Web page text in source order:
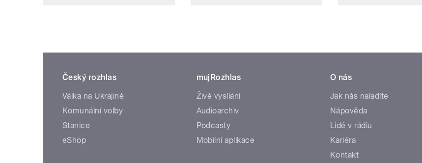
Český rozhlas
Válka na Ukrajině
Komunální volby
Stanice
eShop
mujRozhlas
Živé vysílání
Audioarchiv
Podcasty
Mobilní aplikace
O nás
Jak nás naladíte
Nápověda
Lidé v rádiu
Kariéra
Kontakt